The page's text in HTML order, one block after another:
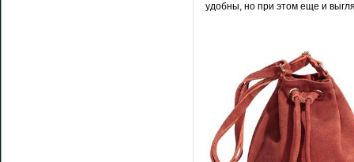
удобны, но при этом еще и